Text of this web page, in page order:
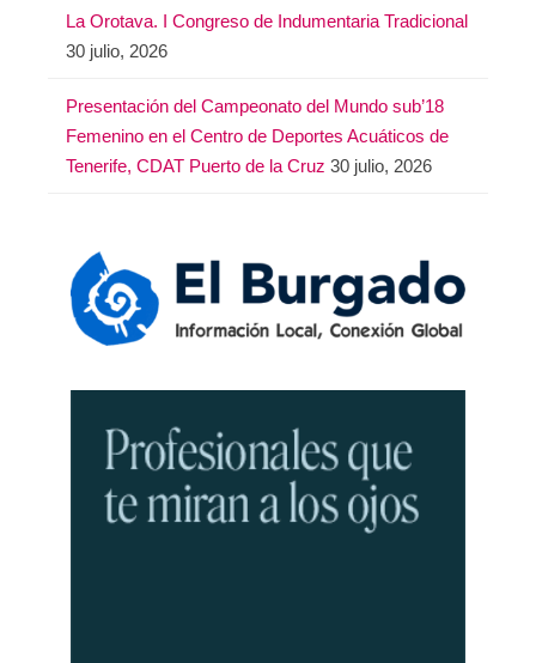
La Orotava. I Congreso de Indumentaria Tradicional
30 julio, 2026
Presentación del Campeonato del Mundo sub’18
Femenino en el Centro de Deportes Acuáticos de
Tenerife, CDAT Puerto de la Cruz 30 julio, 2026